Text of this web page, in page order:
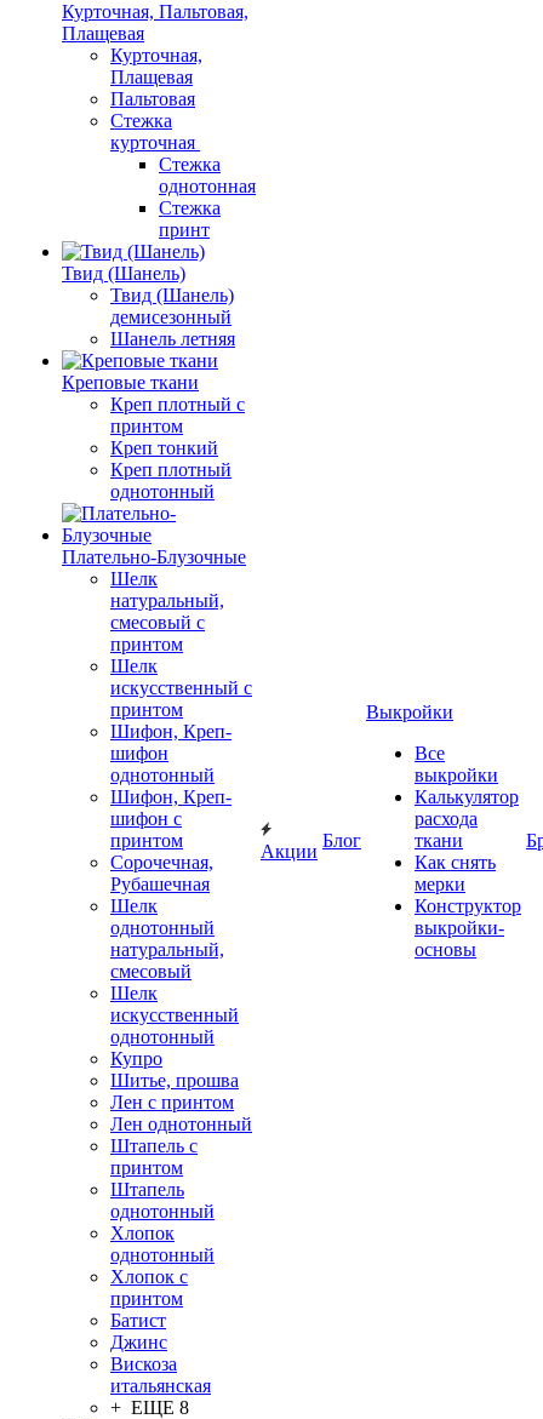
Курточная, Пальтовая,
Плащевая
Курточная,
Плащевая
Пальтовая
Стежка
курточная
Стежка
однотонная
Стежка
принт
Твид (Шанель)
Твид (Шанель)
демисезонный
Шанель летняя
Креповые ткани
Креп плотный с
принтом
Креп тонкий
Креп плотный
однотонный
Плательно-Блузочные
Шелк
натуральный,
смесовый с
принтом
Шелк
искусственный с
принтом
Шифон, Креп-
шифон
однотонный
Шифон, Креп-
шифон с
принтом
Сорочечная,
Рубашечная
Шелк
однотонный
натуральный,
смесовый
Шелк
искусственный
однотонный
Купро
Шитье, прошва
Лен с принтом
Лен однотонный
Штапель с
принтом
Штапель
однотонный
Хлопок
однотонный
Хлопок с
принтом
Батист
Джинс
Вискоза
итальянская
+ ЕЩЕ 8
Акции
Блог
Выкройки
Все
выкройки
Калькулятор
расхода
ткани
Как снять
мерки
Конструктор
выкройки-
основы